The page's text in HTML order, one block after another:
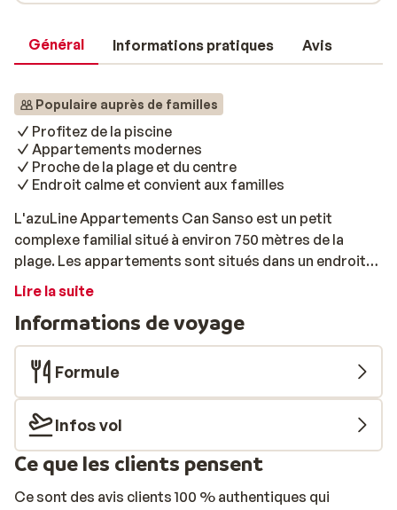
Général Informations pratiques Avis
Populaire auprès de familles
Profitez de la piscine
Appartements modernes
Proche de la plage et du centre
Endroit calme et convient aux familles
L'azuLine Appartements Can Sanso est un petit
complexe familial situé à environ 750 mètres de la
plage. Les appartements sont situés dans un endroit
calme mais tout de même animé. Vous y trouverez une
qu'un restaurant avec terrasse. Les appartements
sont spacieux et disposent d'un balcon ou d'une
terrasse. À l'extérieur, vous pourrez profiter du soleil
sur un transat au bord de la piscine et commander une
boisson ou une collation au bar. Ici, vous pouvez
également jouer au minigolf et au tennis et il y a une aire
de jeux pour les enfants. Dans le restaurant de
l'établissement, vous pourrez profiter de vos repas sur
la terrasse. Vous souhaitez découvrir la région? À
Lire la suite
Informations de voyage
Formule
Infos vol
Ce que les clients pensent
Ce sont des avis clients 100 % authentiques qui